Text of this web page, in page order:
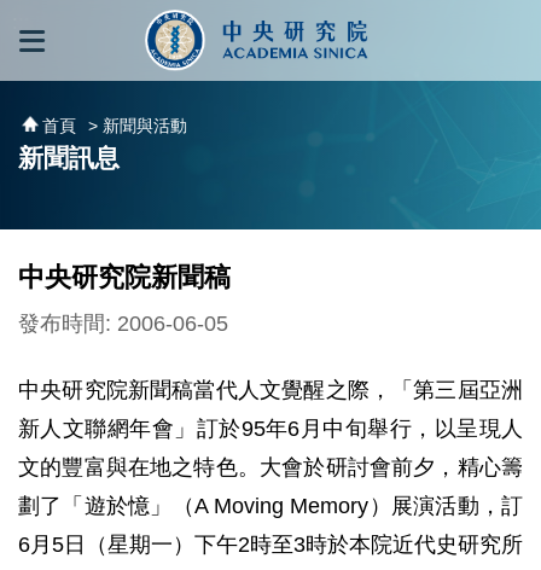
跳到主要內容區塊
首頁 > 新聞與活動
新聞訊息
中央研究院新聞稿
發布時間: 2006-06-05
中央研究院新聞稿當代人文覺醒之際，「第三屆亞洲
新人文聯網年會」訂於95年6月中旬舉行，以呈現人
文的豐富與在地之特色。大會於研討會前夕，精心籌
劃了「遊於憶」（A Moving Memory）展演活動，訂
6月5日（星期一）下午2時至3時於本院近代史研究所